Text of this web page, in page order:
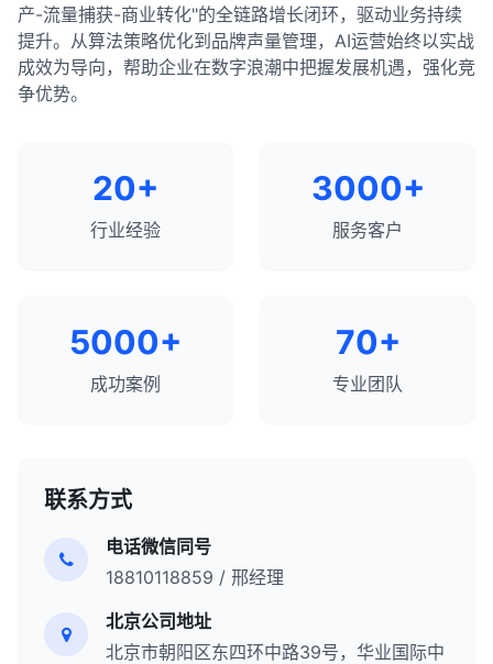
产-流量捕获-商业转化"的全链路增长闭环，驱动业务持续
提升。从算法策略优化到品牌声量管理，AI运营始终以实战
成效为导向，帮助企业在数字浪潮中把握发展机遇，强化竞
争优势。
20+
行业经验
3000+
服务客户
5000+
成功案例
70+
专业团队
联系方式
电话微信同号
18810118859 / 邢经理
北京公司地址
北京市朝阳区东四环中路39号，华业国际中